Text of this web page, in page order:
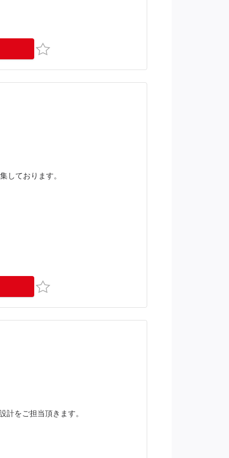
お気に入り
しております。
お気に入り
をご担当頂きます。